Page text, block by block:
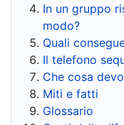
In un gruppo
modo?
Quali
Il telefono
Che cosa
Miti e fatti
Glossario